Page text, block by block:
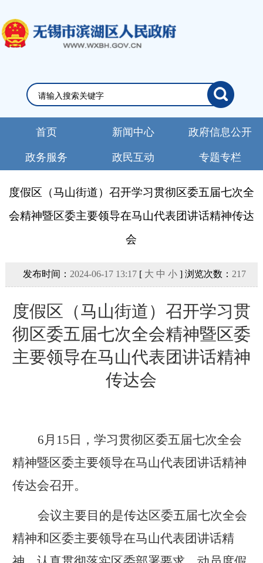
首页 新闻中心 政府信息公开
政务服务 政民互动 专题专栏
度假区（马山街道）召开学习贯彻区委五届七次全
会精神暨区委主要领导在马山代表团讲话精神传达
会
发布时间： 2024-06-17 13:17[ 大 中 小] 浏览次数： 217
度假区（马山街道）召开学习贯
彻区委五届七次全会精神暨区委
主要领导在马山代表团讲话精神
传达会
6月 15 日，学习贯彻区委五届七次全会
精神暨区委主要领导在马山代表团讲话精神
传达会召开。
会议主要目的是传达区委五届七次全会
精神和区委主要领导在马山代表团讲话精